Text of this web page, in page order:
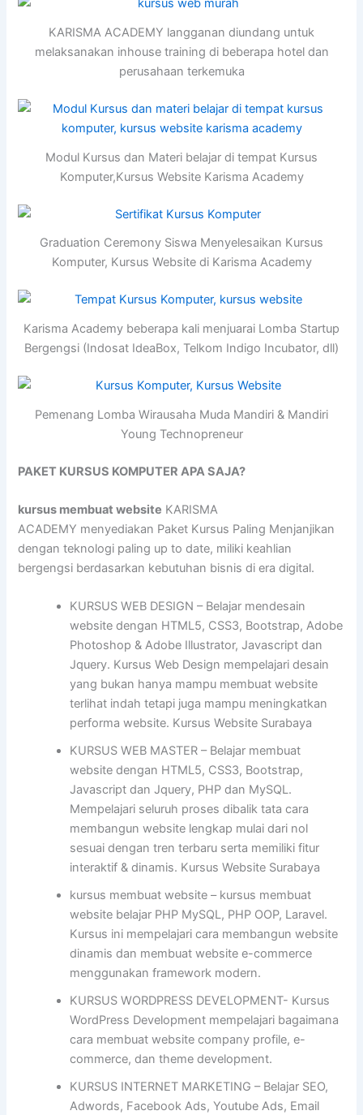
KARISMA ACADEMY langganan diundang untuk
melaksanakan inhouse training di beberapa hotel dan
perusahaan terkemuka
Modul Kursus dan Materi belajar di tempat Kursus
Komputer,Kursus Website Karisma Academy
Graduation Ceremony Siswa Menyelesaikan Kursus
Komputer, Kursus Website di Karisma Academy
Karisma Academy beberapa kali menjuarai Lomba Startup
Bergengsi (Indosat IdeaBox, Telkom Indigo Incubator, dll)
Pemenang Lomba Wirausaha Muda Mandiri & Mandiri
Young Technopreneur
PAKET KURSUS KOMPUTER APA SAJA?
kursus membuat website KARISMA
ACADEMY menyediakan Paket Kursus Paling Menjanjikan
dengan teknologi paling up to date, miliki keahlian
bergengsi berdasarkan kebutuhan bisnis di era digital.
KURSUS WEB DESIGN – Belajar mendesain
website dengan HTML5, CSS3, Bootstrap, Adobe
Photoshop & Adobe Illustrator, Javascript dan
Jquery. Kursus Web Design mempelajari desain
yang bukan hanya mampu membuat website
terlihat indah tetapi juga mampu meningkatkan
performa website. Kursus Website Surabaya
KURSUS WEB MASTER – Belajar membuat
website dengan HTML5, CSS3, Bootstrap,
Javascript dan Jquery, PHP dan MySQL.
Mempelajari seluruh proses dibalik tata cara
membangun website lengkap mulai dari nol
sesuai dengan tren terbaru serta memiliki fitur
interaktif & dinamis. Kursus Website Surabaya
kursus membuat website – kursus membuat
website belajar PHP MySQL, PHP OOP, Laravel.
Kursus ini mempelajari cara membangun website
dinamis dan membuat website e-commerce
menggunakan framework modern.
KURSUS WORDPRESS DEVELOPMENT- Kursus
WordPress Development mempelajari bagaimana
cara membuat website company profile, e-
commerce, dan theme development.
KURSUS INTERNET MARKETING – Belajar SEO,
Adwords, Facebook Ads, Youtube Ads, Email